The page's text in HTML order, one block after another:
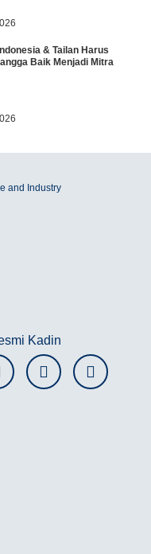
& Tailan Harus
Baik Menjadi Mitra
and Industry
Kadin